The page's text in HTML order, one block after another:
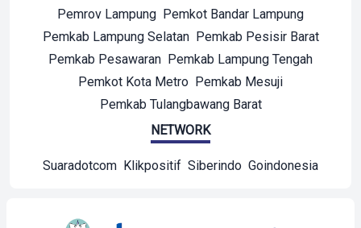
Pemrov Lampung Pemkot Bandar Lampung
Pemkab Lampung Selatan Pemkab Pesisir Barat
Pemkab Pesawaran Pemkab Lampung Tengah
Pemkot Kota Metro Pemkab Mesuji
Pemkab Tulangbawang Barat
NETWORK
Suaradotcom Klikpositif Siberindo Goindonesia